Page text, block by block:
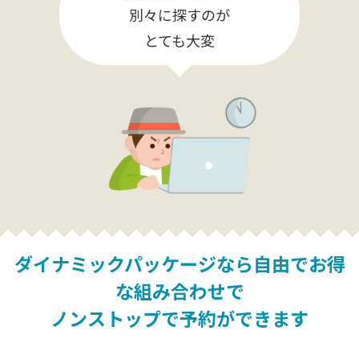
別々に探すのが
とても大変
ダイナミックパッケージなら自由でお得
な組み合わせで
ノンストップで予約ができます